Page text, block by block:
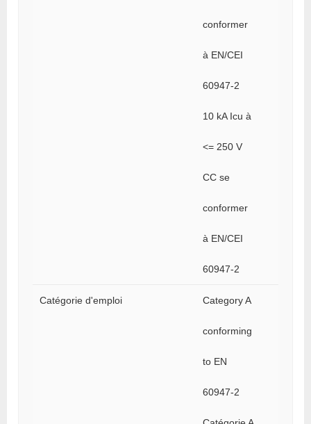
conformer
à EN/CEI
60947-2
10 kA Icu à
<= 250 V
CC se
conformer
à EN/CEI
60947-2
Catégorie d'emploi Category A
conforming
to EN
60947-2